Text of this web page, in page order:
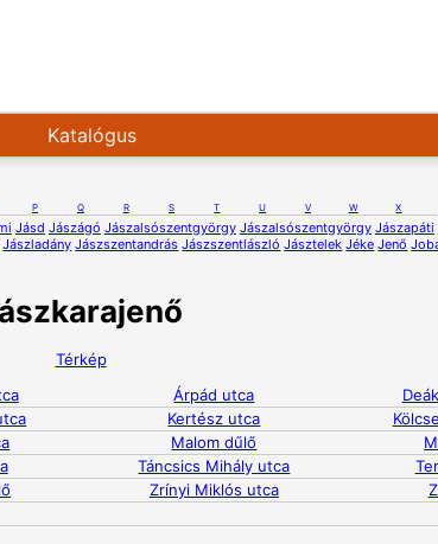
Katalógus
P Q R S T U V W X
Jásd Jászágó Jászalsószentgyörgy Jászalsószentgyörgy Jászapáti
Jászladány Jászszentandrás Jászszentlászló Jásztelek Jéke Jenő
Térkép
Árpád utca
Kertész utca
Malom dűlő
Táncsics Mihály utca
Zrínyi Miklós utca